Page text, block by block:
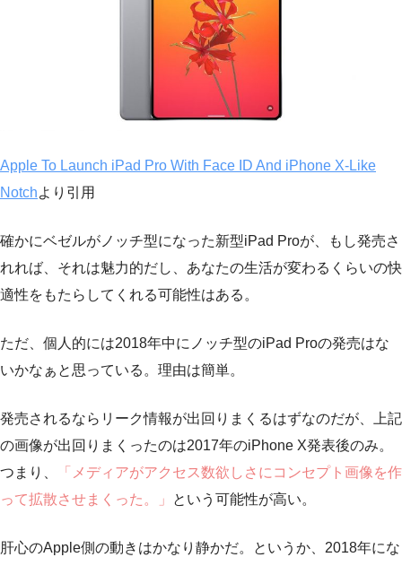
Apple To Launch iPad Pro With Face ID And iPhone X-Like
Notchより引用
確かにベゼルがノッチ型になった新型iPad Proが、もし発売さ
れれば、それは魅力的だし、あなたの生活が変わるくらいの快
適性をもたらしてくれる可能性はある。
ただ、個人的には2018年中にノッチ型のiPad Proの発売はな
いかなぁと思っている。理由は簡単。
発売されるならリーク情報が出回りまくるはずなのだが、上記
の画像が出回りまくったのは2017年のiPhone X発表後のみ。
つまり、
「メディアがアクセス数欲しさにコンセプト画像を作
って拡散させまくった。」
という可能性が高い。
肝心のApple側の動きはかなり静かだ。というか、2018年にな